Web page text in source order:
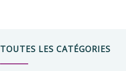
TOUTES LES CATÉGORIES